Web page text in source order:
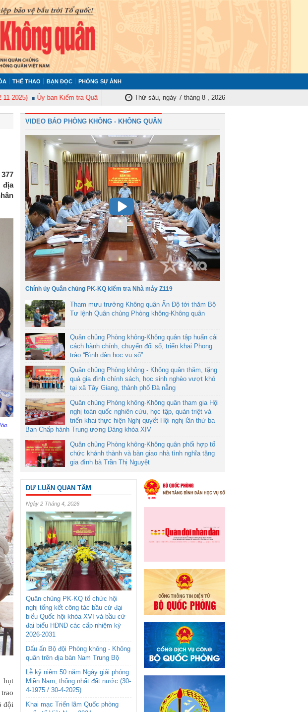
THỂ THAO BẠN ĐỌC PHÓNG SỰ ẢNH
Ủy ban Kiểm tra Quân ủy Trung ương tập huấn nghiệp vụ công tác kiểm tra, giám sát năm 2025
Thứ sáu, ngày 7 tháng 8 , 2026
địa
hụt
đội
VIDEO BÁO PHÒNG KHÔNG - KHÔNG QUÂN
Chính ủy Quân chủng PK-KQ kiểm tra Nhà máy Z119
Tham mưu trưởng Không quân Ấn Độ tới thăm Bộ
Tư lệnh Quân chủng Phòng không-Không quân
Quân chủng Phòng không-Không quân tập huấn cải
cách hành chính, chuyển đổi số, triển khai Phong
trào “Bình dân học vụ số”
Quân chủng Phòng không - Không quân thăm, tặng
quà gia đình chính sách, học sinh nghèo vượt khó
tại xã Tây Giang, thành phố Đà nẵng
Quân chủng Phòng không-Không quân tham gia Hội
nghị toàn quốc nghiên cứu, học tập, quán triệt và
triển khai thực hiện Nghị quyết Hội nghị lần thứ ba
Ban Chấp hành Trung ương Đảng khóa XIV
Quân chủng Phòng không-Không quân phối hợp tổ
chức khánh thành và bàn giao nhà tình nghĩa tặng
gia đình bà Trần Thị Nguyệt
DƯ LUẬN QUAN TÂM
Ngày 2 Tháng 4, 2026
Quân chủng PK-KQ tổ chức hội
nghị tổng kết công tác bầu cử đại
biểu Quốc hội khóa XVI và bầu cử
đại biểu HĐND các cấp nhiệm kỳ
2026-2031
Dấu ấn Bộ đội Phòng không - Không
quân trên địa bàn Nam Trung Bộ
Lễ kỷ niệm 50 năm Ngày giải phóng
Miền Nam, thống nhất đất nước (30-
4-1975 / 30-4-2025)
Khai mạc Triển lãm Quốc phòng